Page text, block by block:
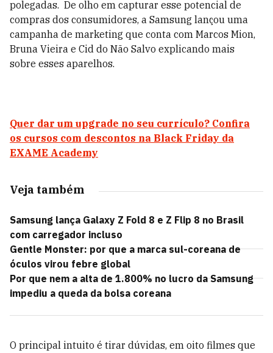
polegadas. De olho em capturar esse potencial de
compras dos consumidores, a Samsung lançou uma
campanha de marketing que conta com Marcos Mion,
Bruna Vieira e Cid do Não Salvo explicando mais
sobre esses aparelhos.
Quer dar um upgrade no seu currículo? Confira
os cursos com descontos na Black Friday da
EXAME Academy
Veja também
Samsung lança Galaxy Z Fold 8 e Z Flip 8 no Brasil
com carregador incluso
Gentle Monster: por que a marca sul-coreana de
óculos virou febre global
Por que nem a alta de 1.800% no lucro da Samsung
impediu a queda da bolsa coreana
O principal intuito é tirar dúvidas, em oito filmes que